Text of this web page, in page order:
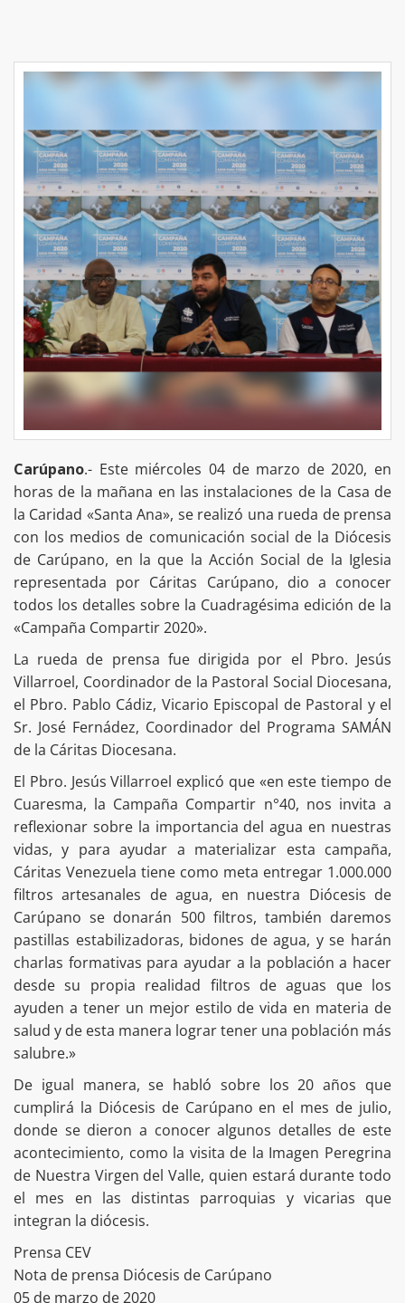
Carúpano.- Este miércoles 04 de marzo de 2020, en
horas de la mañana en las instalaciones de la Casa de
la Caridad «Santa Ana», se realizó una rueda de prensa
con los medios de comunicación social de la Diócesis
de Carúpano, en la que la Acción Social de la Iglesia
representada por Cáritas Carúpano, dio a conocer
todos los detalles sobre la Cuadragésima edición de la
«Campaña Compartir 2020».
La rueda de prensa fue dirigida por el Pbro. Jesús
Villarroel, Coordinador de la Pastoral Social Diocesana,
el Pbro. Pablo Cádiz, Vicario Episcopal de Pastoral y el
Sr. José Fernádez, Coordinador del Programa SAMÁN
de la Cáritas Diocesana.
El Pbro. Jesús Villarroel explicó que «en este tiempo de
Cuaresma, la Campaña Compartir n°40, nos invita a
reflexionar sobre la importancia del agua en nuestras
vidas, y para ayudar a materializar esta campaña,
Cáritas Venezuela tiene como meta entregar 1.000.000
filtros artesanales de agua, en nuestra Diócesis de
Carúpano se donarán 500 filtros, también daremos
pastillas estabilizadoras, bidones de agua, y se harán
charlas formativas para ayudar a la población a hacer
desde su propia realidad filtros de aguas que los
ayuden a tener un mejor estilo de vida en materia de
salud y de esta manera lograr tener una población más
salubre.»
De igual manera, se habló sobre los 20 años que
cumplirá la Diócesis de Carúpano en el mes de julio,
donde se dieron a conocer algunos detalles de este
acontecimiento, como la visita de la Imagen Peregrina
de Nuestra Virgen del Valle, quien estará durante todo
el mes en las distintas parroquias y vicarias que
integran la diócesis.
Prensa CEV
Nota de prensa Diócesis de Carúpano
05 de marzo de 2020